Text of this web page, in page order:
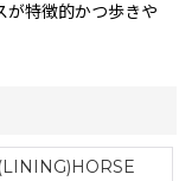
が特徴的かつ歩きや